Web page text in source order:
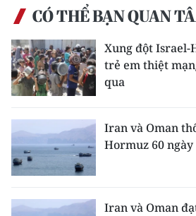
CÓ THỂ BẠN QUAN
Xung đột Israel-
trẻ em thiệt
qua
Iran và Oman
Hormuz 60 ngày
Iran và Oman